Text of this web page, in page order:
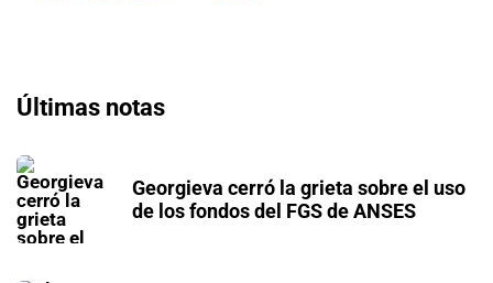
Últimas notas
Georgieva cerró la grieta sobre el uso
de los fondos del FGS de ANSES